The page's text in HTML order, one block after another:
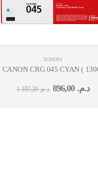
TONERS
CANON CRG 045 CYAN ( 1300
د.م.1.187,20 د.م. 896,00